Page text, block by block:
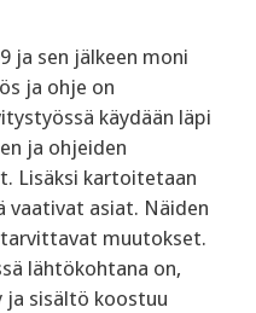
ja sen jälkeen moni
ja ohje on
käydään läpi
ja ohjeiden
Lisäksi kartoitetaan
asiat. Näiden
muutokset.
lähtökohtana on,
ja sisältö koostuu